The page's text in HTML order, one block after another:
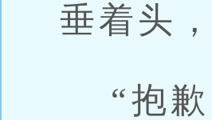
垂着头
“抱歉